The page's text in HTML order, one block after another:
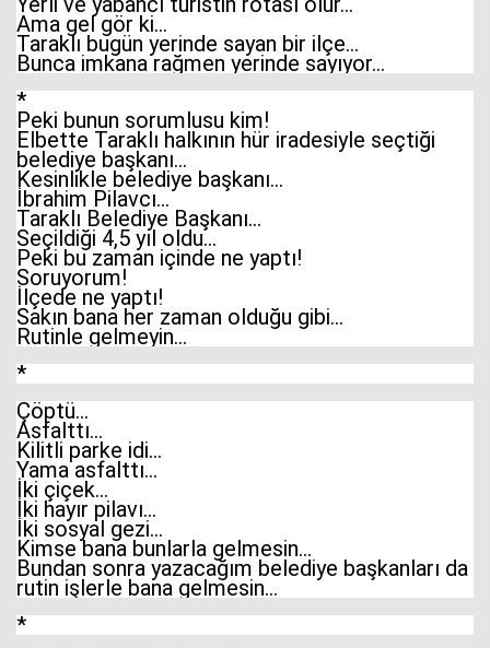
Ama gel gör ki…
Taraklı bugün yerinde sayan bir ilçe…
Bunca imkana rağmen yerinde sayıyor…
*
Peki bunun sorumlusu kim!
Elbette Taraklı halkının hür iradesiyle seçtiği
belediye başkanı…
Kesinlikle belediye başkanı…
İbrahim Pilavcı…
Taraklı Belediye Başkanı…
Seçildiği 4,5 yıl oldu…
Peki bu zaman içinde ne yaptı!
Soruyorum!
İlçede ne yaptı!
Sakın bana her zaman olduğu gibi…
Rutinle gelmeyin…
*
Çöptü…
Asfalttı…
Kilitli parke idi…
Yama asfalttı…
İki çiçek…
İki hayır pilavı…
İki sosyal gezi…
Kimse bana bunlarla gelmesin…
Bundan sonra yazacağım belediye başkanları da
rutin işlerle bana gelmesin…
*